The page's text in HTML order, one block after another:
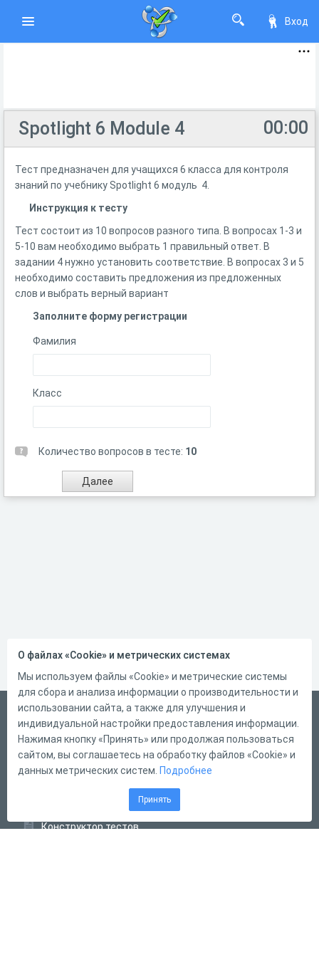
Вход
00:00
Spotlight 6 Module 4
Тест предназначен для учащихся 6 класса для контроля
знаний по учебнику Spotlight 6 модуль 4.
Инструкция к тесту
Тест состоит из 10 вопросов разного типа. В вопросах 1-3 и
5-10 вам необходимо выбрать 1 правильный ответ. В
задании 4 нужно установить соответствие. В вопросах 3 и 5
необходимо составить предложения из предложенных
слов и выбрать верный вариант
Заполните форму регистрации
Фамилия
Класс
Количество вопросов в тесте: 10
Русский
Справка
Форма обратной связи
Конструктор тестов
О файлах «Cookie» и метрических системах
Мы используем файлы «Cookie» и метрические системы
для сбора и анализа информации о производительности и
использовании сайта, а также для улучшения и
индивидуальной настройки предоставления информации.
Нажимая кнопку «Принять» или продолжая пользоваться
сайтом, вы соглашаетесь на обработку файлов «Cookie» и
данных метрических систем. Подробнее
Принять